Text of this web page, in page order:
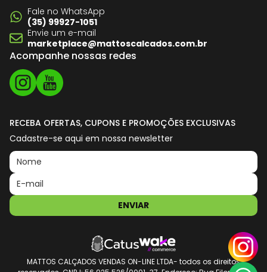
Fale no WhatsApp
(35) 99927-1051
Envie um e-mail
marketplace@mattoscalcados.com.br
Acompanhe nossas redes
RECEBA OFERTAS, CUPONS E PROMOÇÕES EXCLUSIVAS
Cadastre-se aqui em nossa newsletter
ENVIAR
MATTOS CALÇADOS VENDAS ON-LINE LTDA- todos os direitos